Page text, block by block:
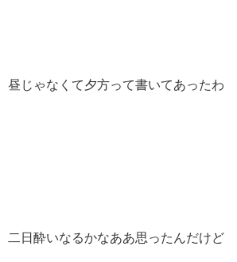
昼じゃなくて夕方って書いてあったわ
二日酔いなるかなああ思ったんだけど